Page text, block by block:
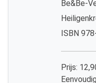
Be&Be-
ISBN
Prijs: